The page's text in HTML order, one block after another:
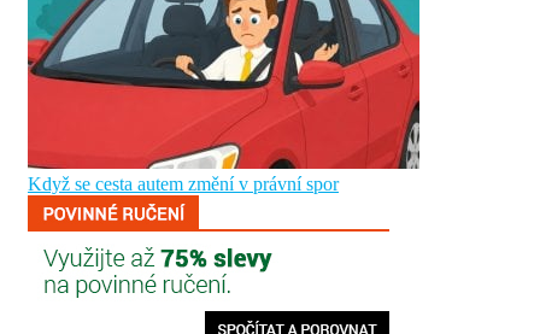
Když se cesta autem změní v právní spor